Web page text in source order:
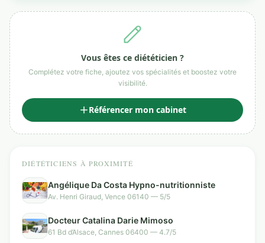
Vous êtes ce diététicien ?
Complétez votre fiche, ajoutez vos spécialités et boostez votre
visibilité.
Référencer mon cabinet
DIÉTÉTICIENS À PROXIMITÉ
Angélique Da Costa Hypno-nutritionniste
Av. Henri Giraud, Vence 06140 — 5/5
Docteur Catalina Darie Mimoso
61 Bd d’Alsace, Cannes 06400 — 4.7/5